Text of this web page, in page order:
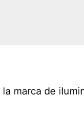
marca de